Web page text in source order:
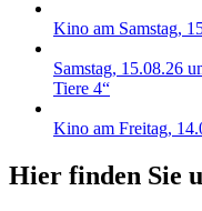
Kino am Samstag,
Samstag, 15.08.26
Tiere 4“
Kino am Freitag,
Hier finden Sie